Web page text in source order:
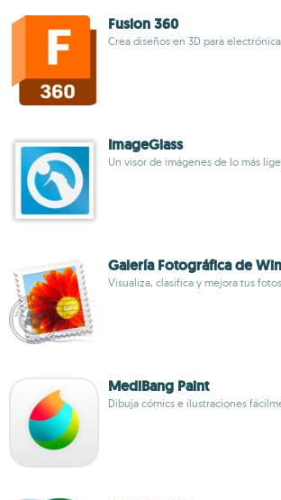
Fusion 360
Crea diseños en 3D para
ImageGlass
Un visor de imágenes de lo más
Galería Fotográfica de
Visualiza, clasifica y mejora tus
MediBang Paint
Dibuja cómics e ilustraciones